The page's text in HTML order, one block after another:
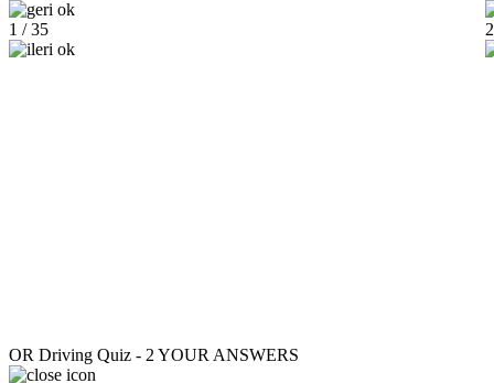
1 / 35
OR Driving Quiz - 2 YOUR ANSWERS